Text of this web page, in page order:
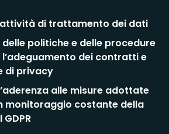
attività di trattamento dei dati
politiche e delle procedure
dei contratti e
di privacy
alle misure adottate
monitoraggio costante della